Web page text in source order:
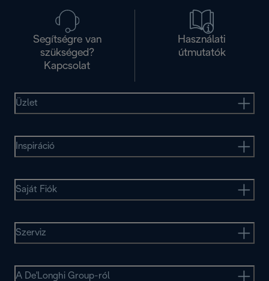
Segítségre van
szükséged?
Kapcsolat
Használati
útmutatók
Üzlet
Inspiráció
Saját Fiók
Szerviz
A De'Longhi Group-ról